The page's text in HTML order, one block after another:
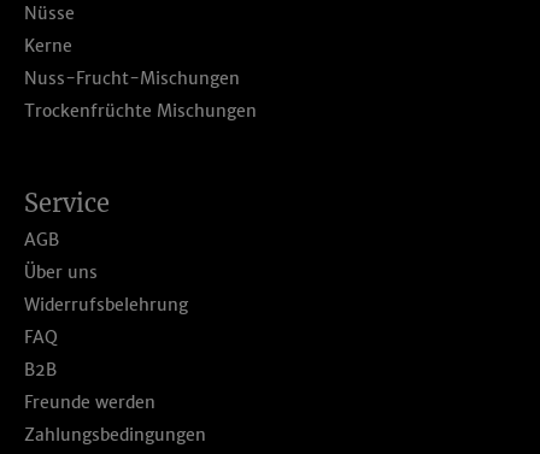
Service
AGB
Über uns
Widerrufsbelehrung
FAQ
B2B
Freunde werden
Zahlungsbedingungen
Nüsse
Kerne
Nuss-Frucht-Mischungen
Trockenfrüchte Mischungen